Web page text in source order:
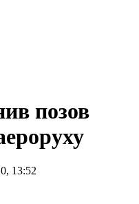
позов
13:52